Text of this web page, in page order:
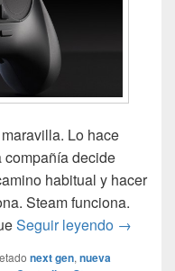
Lo hace
compañía decide
habitual y hacer
Steam funciona.
Seguir leyendo El
→
next gen, nueva